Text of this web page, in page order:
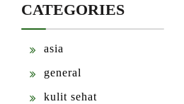
CATEGORIES
asia
general
kulit sehat